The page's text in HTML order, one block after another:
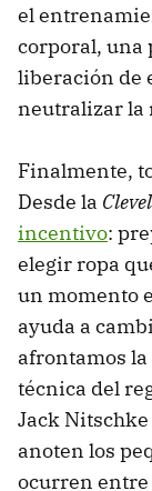
el
corporal, una
liberación de
neutralizar la
Finalmente,
Desde la
incentivo:
elegir ropa
un momento
ayuda a
afrontamos la
técnica del
Jack Nitschke
anoten los
ocurren entre